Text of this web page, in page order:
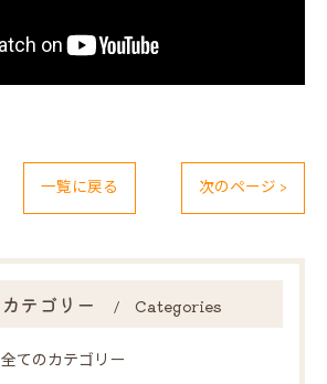
一覧に戻る 次のページ >
カテゴリー Categories
全てのカテゴリー